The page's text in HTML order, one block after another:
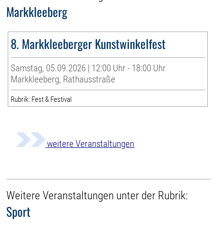
Markkleeberg
8. Markkleeberger Kunstwinkelfest
Samstag, 05.09.2026 | 12:00 Uhr - 18:00 Uhr
Markkleeberg, Rathausstraße
Rubrik: Fest & Festival
weitere Veranstaltungen
Weitere Veranstaltungen unter der Rubrik:
Sport